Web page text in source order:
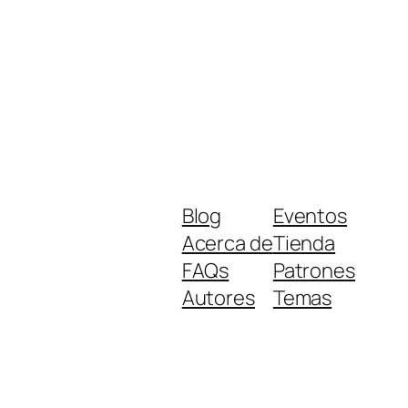
Blog
Acerca de
FAQs
Autores
Eventos
Tienda
Patrones
Temas